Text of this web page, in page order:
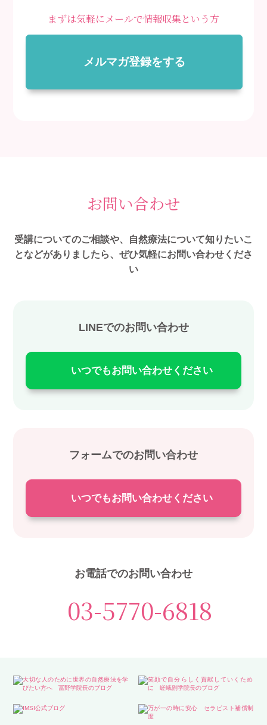
まずは気軽にメールで情報収集という方
メルマガ登録をする
お問い合わせ
受講についてのご相談や、自然療法について知りたいこ
となどがありましたら、ぜひ気軽にお問い合わせくださ
い
LINEでのお問い合わせ
いつでもお問い合わせください
フォームでのお問い合わせ
いつでもお問い合わせください
お電話でのお問い合わせ
03-5770-6818